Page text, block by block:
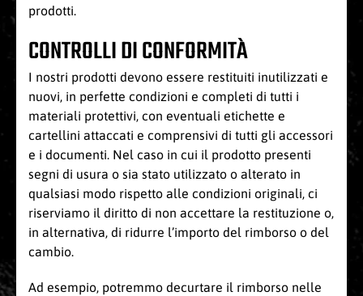
prodotti.
CONTROLLI DI CONFORMITÀ
I nostri prodotti devono essere restituiti inutilizzati e
nuovi, in perfette condizioni e completi di tutti i
materiali protettivi, con eventuali etichette e
cartellini attaccati e comprensivi di tutti gli accessori
e i documenti. Nel caso in cui il prodotto presenti
segni di usura o sia stato utilizzato o alterato in
qualsiasi modo rispetto alle condizioni originali, ci
riserviamo il diritto di non accettare la restituzione o,
in alternativa, di ridurre l’importo del rimborso o del
cambio.
Ad esempio, potremmo decurtare il rimborso nelle